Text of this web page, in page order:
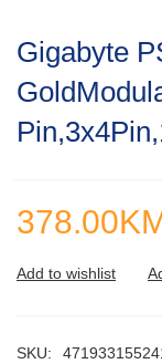
Gigabyte
378.00
SKU: